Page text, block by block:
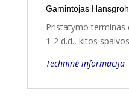
Gamintojas
Pristatymo terminas
1-2 d.d., kitos
Techninė informacija